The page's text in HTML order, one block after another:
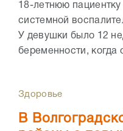
18-летнюю
системной
У девушки было 12
беременности, когда
Здоровье
В